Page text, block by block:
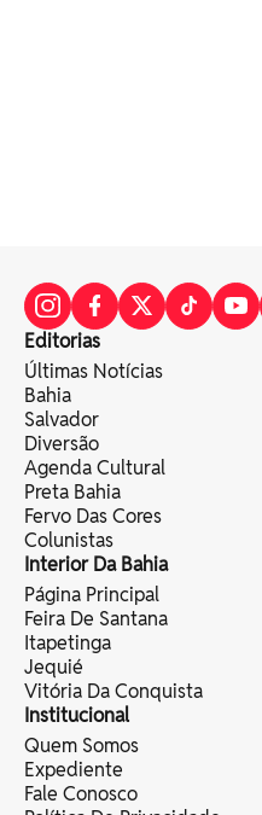
Editorias
Últimas Notícias
Bahia
Salvador
Diversão
Agenda Cultural
Preta Bahia
Fervo Das Cores
Colunistas
Interior Da Bahia
Página Principal
Feira De Santana
Itapetinga
Jequié
Vitória Da Conquista
Institucional
Quem Somos
Expediente
Fale Conosco